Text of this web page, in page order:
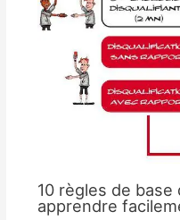
10 règles de base
apprendre